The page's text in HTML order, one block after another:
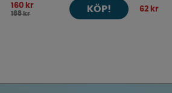
160 kr
168 kr KÖP! 62 kr